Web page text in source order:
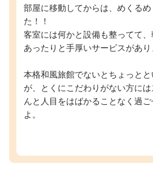
部屋に移動してからは、めくる
た！！
客室には何かと設備も整ってて
あったりと手厚いサービスがあり
本格和風旅館でないとちょっと
が、とくにこだわりがない方に
んと人目をはばかることなく過
よ。